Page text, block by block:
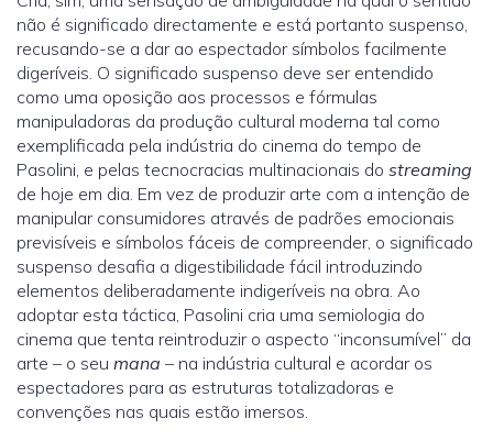
não é significado directamente e está portanto suspenso,
recusando-se a dar ao espectador símbolos facilmente
digeríveis. O significado suspenso deve ser entendido
como uma oposição aos processos e fórmulas
manipuladoras da produção cultural moderna tal como
exemplificada pela indústria do cinema do tempo de
Pasolini, e pelas tecnocracias multinacionais do streaming
de hoje em dia. Em vez de produzir arte com a intenção de
manipular consumidores através de padrões emocionais
previsíveis e símbolos fáceis de compreender, o significado
suspenso desafia a digestibilidade fácil introduzindo
elementos deliberadamente indigeríveis na obra. Ao
adoptar esta táctica, Pasolini cria uma semiologia do
cinema que tenta reintroduzir o aspecto “inconsumível” da
arte – o seu mana – na indústria cultural e acordar os
espectadores para as estruturas totalizadoras e
convenções nas quais estão imersos.